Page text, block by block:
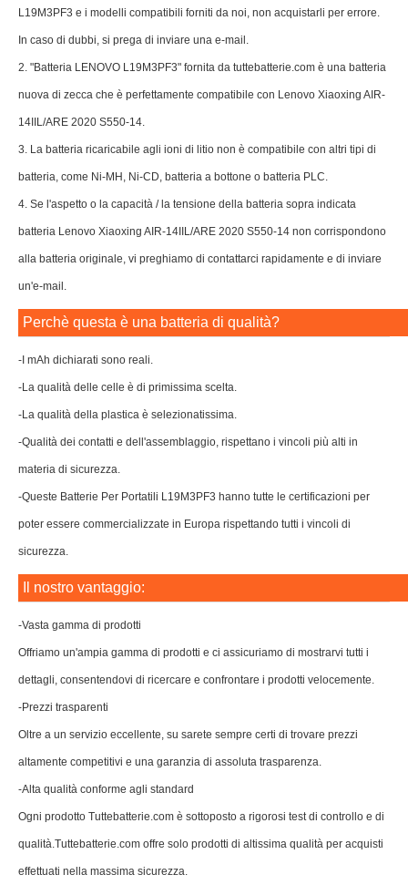
L19M3PF3 e i modelli compatibili forniti da noi, non acquistarli per errore.
In caso di dubbi, si prega di inviare una e-mail.
2. "Batteria LENOVO L19M3PF3" fornita da tuttebatterie.com è una batteria
nuova di zecca che è perfettamente compatibile con Lenovo Xiaoxing AIR-
14IIL/ARE 2020 S550-14.
3. La batteria ricaricabile agli ioni di litio non è compatibile con altri tipi di
batteria, come Ni-MH, Ni-CD, batteria a bottone o batteria PLC.
4. Se l'aspetto o la capacità / la tensione della batteria sopra indicata
batteria Lenovo Xiaoxing AIR-14IIL/ARE 2020 S550-14 non corrispondono
alla batteria originale, vi preghiamo di contattarci rapidamente e di inviare
un'e-mail.
Perchè questa è una batteria di qualità?
-I mAh dichiarati sono reali.
-La qualità delle celle è di primissima scelta.
-La qualità della plastica è selezionatissima.
-Qualità dei contatti e dell'assemblaggio, rispettano i vincoli più alti in
materia di sicurezza.
-Queste Batterie Per Portatili L19M3PF3 hanno tutte le certificazioni per
poter essere commercializzate in Europa rispettando tutti i vincoli di
sicurezza.
Il nostro vantaggio:
-Vasta gamma di prodotti
Offriamo un'ampia gamma di prodotti e ci assicuriamo di mostrarvi tutti i
dettagli, consentendovi di ricercare e confrontare i prodotti velocemente.
-Prezzi trasparenti
Oltre a un servizio eccellente, su sarete sempre certi di trovare prezzi
altamente competitivi e una garanzia di assoluta trasparenza.
-Alta qualità conforme agli standard
Ogni prodotto Tuttebatterie.com è sottoposto a rigorosi test di controllo e di
qualità.Tuttebatterie.com offre solo prodotti di altissima qualità per acquisti
effettuati nella massima sicurezza.